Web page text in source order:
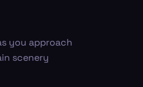
you approach
scenery